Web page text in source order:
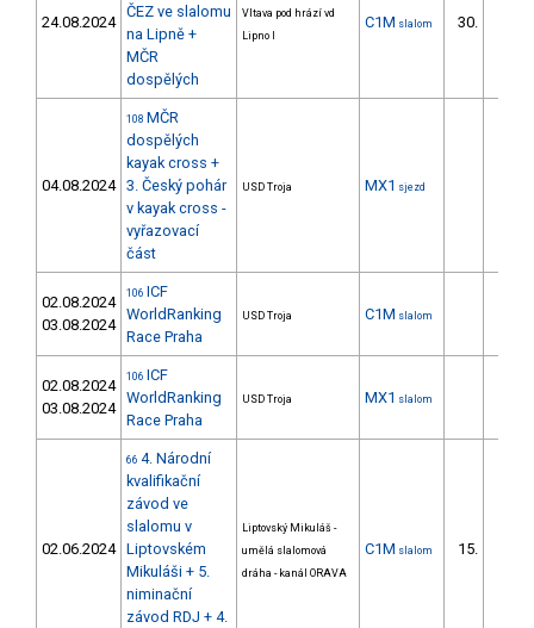
24.08.2024
ČEZ ve slalomu
na Lipně +
MČR
dospělých
Vltava pod hrází vd
Lipno I
C1M slalom 30.
04.08.2024
108 MČR
dospělých
kayak cross +
3. Český pohár
v kayak cross -
vyřazovací
část
USD Troja MX1 sjezd
02.08.2024
03.08.2024
106 ICF
WorldRanking
Race Praha
USD Troja C1M slalom
02.08.2024
03.08.2024
106 ICF
WorldRanking
Race Praha
USD Troja MX1 slalom
02.06.2024
66 4. Národní
kvalifikační
závod ve
slalomu v
Liptovském
Mikuláši + 5.
niminační
závod RDJ + 4.
Liptovský Mikuláš -
umělá slalomová
dráha - kanál ORAVA
C1M slalom 15.